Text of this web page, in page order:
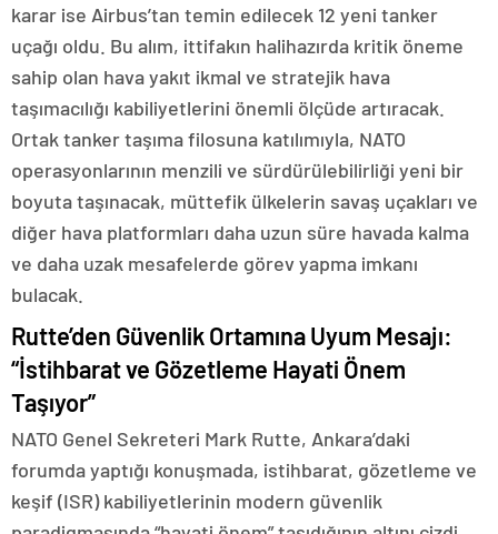
karar ise Airbus’tan temin edilecek 12 yeni tanker
uçağı oldu. Bu alım, ittifakın halihazırda kritik öneme
sahip olan hava yakıt ikmal ve stratejik hava
taşımacılığı kabiliyetlerini önemli ölçüde artıracak.
Ortak tanker taşıma filosuna katılımıyla, NATO
operasyonlarının menzili ve sürdürülebilirliği yeni bir
boyuta taşınacak, müttefik ülkelerin savaş uçakları ve
diğer hava platformları daha uzun süre havada kalma
ve daha uzak mesafelerde görev yapma imkanı
bulacak.
Rutte’den Güvenlik Ortamına Uyum Mesajı:
“İstihbarat ve Gözetleme Hayati Önem
Taşıyor”
NATO Genel Sekreteri Mark Rutte, Ankara’daki
forumda yaptığı konuşmada, istihbarat, gözetleme ve
keşif (ISR) kabiliyetlerinin modern güvenlik